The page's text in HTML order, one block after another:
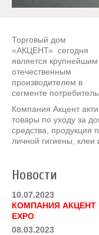
НОВАЯ
Мешки для
Торговый дом
«АКЦЕНТ» сегодня
является крупнейшим
отечественным
производителем в
сегменте
Компания Акцент
товары по уходу за
средства, продукция
личной гигиены, клеи
Новости
10.07.2023
КОМПАНИЯ АКЦЕНТ
EXPO
08.03.2023